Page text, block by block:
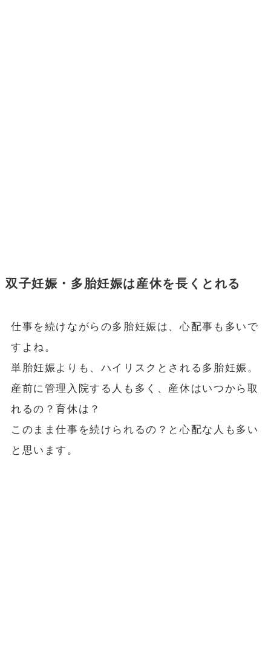
双子妊娠・多胎妊娠は産休を長くとれる
仕事を続けながらの多胎妊娠は、心配事も多いで
すよね。
単胎妊娠よりも、ハイリスクとされる多胎妊娠。
産前に管理入院する人も多く、産休はいつから取
れるの？育休は？
このまま仕事を続けられるの？と心配な人も多い
と思います。